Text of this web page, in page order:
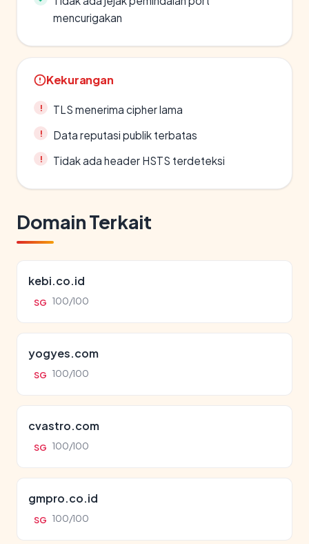
mencurigakan
Kekurangan
TLS menerima cipher lama
Data reputasi publik terbatas
Tidak ada header HSTS terdeteksi
Domain Terkait
kebi.co.id
SG 100/100
yogyes.com
SG 100/100
cvastro.com
SG 100/100
gmpro.co.id
SG 100/100